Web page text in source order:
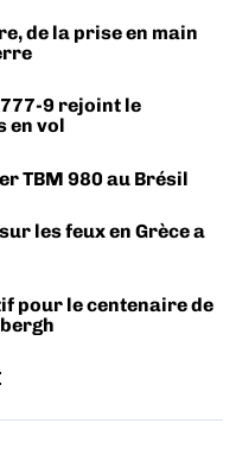
de la prise en main
777-9 rejoint le
en vol
TBM 980 au Brésil
les feux en Grèce a
pour le centenaire de